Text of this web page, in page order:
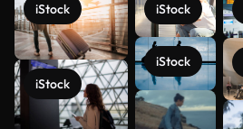
iStock
iStock
iStock
iStock